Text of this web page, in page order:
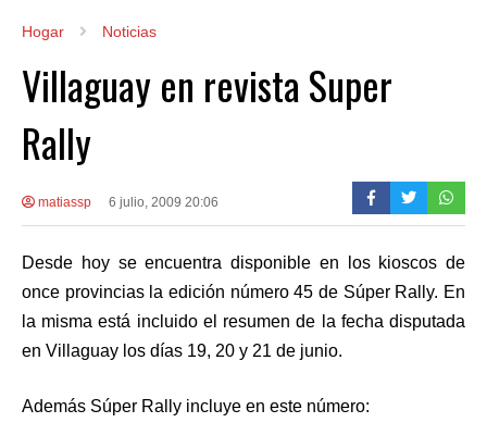
Hogar Noticias
Villaguay en revista Super
Rally
matiassp 6 julio, 2009 20:06
Desde hoy se encuentra disponible en los kioscos de
once provincias la edición número 45 de Súper Rally. En
la misma está incluido el resumen de la fecha disputada
en Villaguay los días 19, 20 y 21 de junio.
Además Súper Rally incluye en este número: